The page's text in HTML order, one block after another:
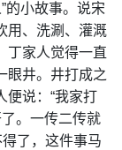
的小故事。说宋
用、洗涮、灌溉
丁家人觉得一直
眼井。井打成之
便说：“我家打
。一传二传就
了，这件事马